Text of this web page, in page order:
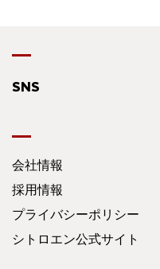
SNS
会社情報
採用情報
プライバシーポリシー
シトロエン公式サイト